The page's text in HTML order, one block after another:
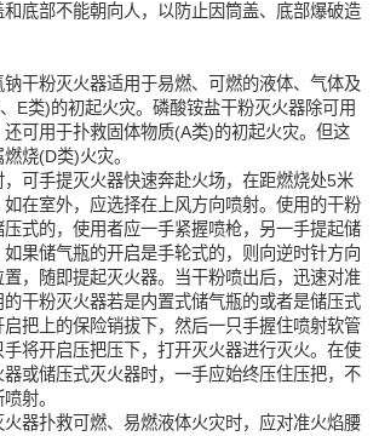
底部不能朝向人，以防止因筒盖、底部爆破造
干粉灭火器适用于易燃、可燃的液体、气体及
E类)的初起火灾。磷酸铵盐干粉灭火器除可用
可用于扑救固体物质(A类)的初起火灾。但这
烧(D类)火灾。
可手提灭火器快速奔赴火场，在距燃烧处5米
在室外，应选择在上风方向喷射。使用的干粉
式的，使用者应一手紧握喷枪，另一手提起储
果储气瓶的开启是手轮式的，则向逆时针方向
，随即提起灭火器。当干粉喷出后，迅速对准
干粉灭火器若是内置式储气瓶的或者是储压式
把上的保险销拔下，然后一只手握住喷射软管
将开启压把压下，打开灭火器进行灭火。在使
或储压式灭火器时，一手应始终压住压把，不
射。
器扑救可燃、易燃液体火灾时，应对准火焰腰